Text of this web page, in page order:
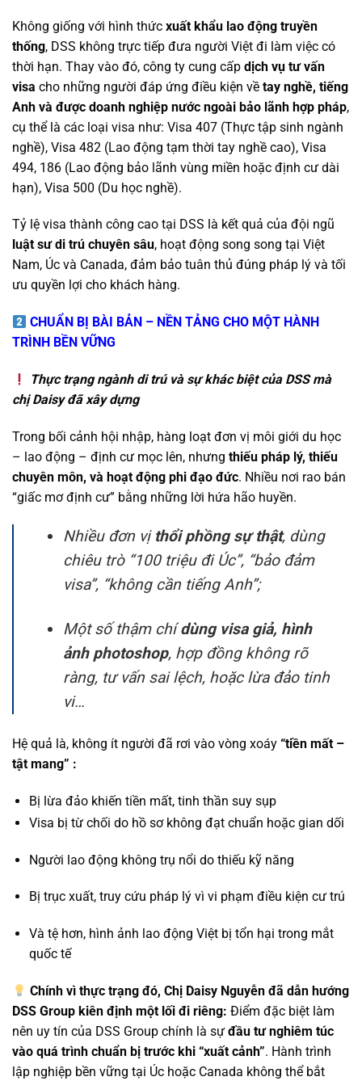
Không giống với hình thức xuất khẩu lao động truyền
thống, DSS không trực tiếp đưa người Việt đi làm việc có
thời hạn. Thay vào đó, công ty cung cấp dịch vụ tư vấn
visa cho những người đáp ứng điều kiện về tay nghề, tiếng
Anh và được doanh nghiệp nước ngoài bảo lãnh hợp pháp,
cụ thể là các loại visa như: Visa 407 (Thực tập sinh ngành
nghề), Visa 482 (Lao động tạm thời tay nghề cao), Visa
494, 186 (Lao động bảo lãnh vùng miền hoặc định cư dài
hạn), Visa 500 (Du học nghề).
Tỷ lệ visa thành công cao tại DSS là kết quả của đội ngũ
luật sư di trú chuyên sâu, hoạt động song song tại Việt
Nam, Úc và Canada, đảm bảo tuân thủ đúng pháp lý và tối
ưu quyền lợi cho khách hàng.
CHUẨN BỊ BÀI BẢN – NỀN TẢNG CHO MỘT HÀNH
TRÌNH BỀN VỮNG
Thực trạng ngành di trú và sự khác biệt của DSS mà
chị Daisy đã xây dựng
Trong bối cảnh hội nhập, hàng loạt đơn vị môi giới du học
– lao động – định cư mọc lên, nhưng thiếu pháp lý, thiếu
chuyên môn, và hoạt động phi đạo đức. Nhiều nơi rao bán
“giấc mơ định cư” bằng những lời hứa hão huyền.
Nhiều đơn vị thổi phồng sự thật, dùng
chiêu trò “100 triệu đi Úc”, “bảo đảm
visa”, “không cần tiếng Anh”;
Một số thậm chídùng visa giả, hình
ảnh photoshop, hợp đồng không rõ
ràng, tư vấn sai lệch, hoặc lừa đảo tinh
vi…
Hệ quả là, không ít người đã rơi vào vòng xoáy “tiền mất –
tật mang” :
Bị lừa đảo khiến tiền mất, tinh thần suy sụp
Visa bị từ chối do hồ sơ không đạt chuẩn hoặc gian dối
Người lao động không trụ nổi do thiếu kỹ năng
Bị trục xuất, truy cứu pháp lý vì vi phạm điều kiện cư trú
Và tệ hơn, hình ảnh lao động Việt bị tổn hại trong mắt
quốc tế
Chính vì thực trạng đó, Chị Daisy Nguyễn đã dẫn hướng
DSS Group kiên định một lối đi riêng: Điểm đặc biệt làm
nên uy tín của DSS Group chính là sự đầu tư nghiêm túc
vào quá trình chuẩn bị trước khi “xuất cảnh”. Hành trình
lập nghiệp bền vững tại Úc hoặc Canada không thể bắt